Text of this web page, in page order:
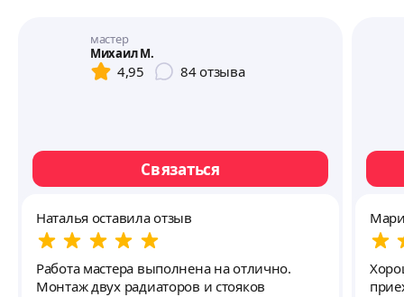
мастер
Михаил М.
4,95 84отзыва
Связаться
Наталья оставила отзыв
Работа мастера выполнена на отлично.
Монтаж двух радиаторов и стояков